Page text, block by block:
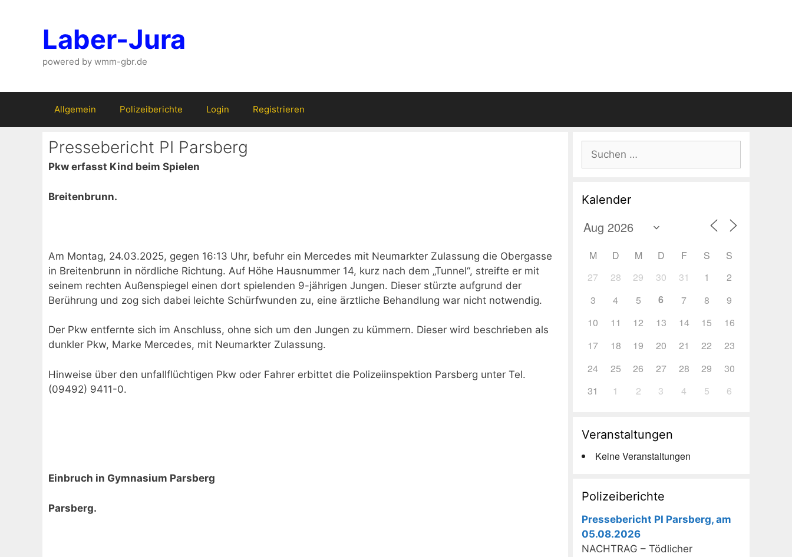
Laber-Jura
powered by wmm-gbr.de
Allgemein Polizeiberichte Login Registrieren
Pressebericht PI Parsberg
Pkw erfasst Kind beim Spielen
Breitenbrunn.
Am Montag, 24.03.2025, gegen 16:13 Uhr, befuhr ein Mercedes mit Neumarkter Zulassung die Obergasse
in Breitenbrunn in nördliche Richtung. Auf Höhe Hausnummer 14, kurz nach dem „Tunnel“, streifte er mit
seinem rechten Außenspiegel einen dort spielenden 9-jährigen Jungen. Dieser stürzte aufgrund der
Berührung und zog sich dabei leichte Schürfwunden zu, eine ärztliche Behandlung war nicht notwendig.
Der Pkw entfernte sich im Anschluss, ohne sich um den Jungen zu kümmern. Dieser wird beschrieben als
dunkler Pkw, Marke Mercedes, mit Neumarkter Zulassung.
Hinweise über den unfallflüchtigen Pkw oder Fahrer erbittet die Polizeiinspektion Parsberg unter Tel.
(09492) 9411-0.
Einbruch in Gymnasium Parsberg
Parsberg.
Suchen
nach:
Kalender
M D M D F S
S
27
28 29 30 31 1
2
3
4 5 6 7 8
9
10
11 12 13 14 15
16
17
18 19 20 21 22
23
24
25 26 27 28 29
30
31
1 2 3 4 5 6
Veranstaltungen
Keine Veranstaltungen
Polizeiberichte
Pressebericht PI Parsberg, am
05.08.2026
NACHTRAG – Tödlicher